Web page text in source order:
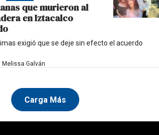
que murieron al
en Iztacalco
exigió que se deje sin efecto el acuerdo
Melissa Galván
Carga Más